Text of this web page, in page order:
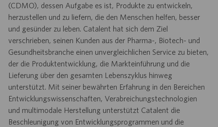
(CDMO), dessen Aufgabe es ist, Produkte zu entwickeln,
herzustellen und zu liefern, die den Menschen helfen, besser
und gesünder zu leben. Catalent hat sich dem Ziel
verschrieben, seinen Kunden aus der Pharma-, Biotech- und
Gesundheitsbranche einen unvergleichlichen Service zu bieten,
der die Produktentwicklung, die Markteinführung und die
Lieferung über den gesamten Lebenszyklus hinweg
unterstützt. Mit seiner bewährten Erfahrung in den Bereichen
Entwicklungswissenschaften, Verabreichungstechnologien
und multimodale Herstellung unterstützt Catalent die
Beschleunigung von Entwicklungsprogrammen und die